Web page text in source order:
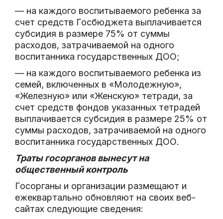
— на каждого воспитываемого ребенка за
счет средств Госбюджета выплачивается
субсидия в размере 75% от суммы
расходов, затрачиваемой на одного
воспитанника государственных ДОО;
— на каждого воспитываемого ребенка из
семей, включенных в «Молодежную»,
«Железную» или «Женскую» тетради, за
счет средств фондов указанных тетрадей
выплачивается субсидия в размере 25% от
суммы расходов, затрачиваемой на одного
воспитанника государственных ДОО.
Траты госорганов вынесут на
общественный контроль
Госорганы и организации размещают и
ежеквартально обновляют на своих веб-
сайтах следующие сведения: